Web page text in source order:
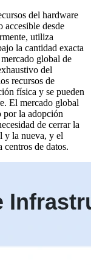
del hardware
accesible desde
utiliza
la cantidad exacta
global de
del
recursos de
física y se pueden
El mercado global
por la adopción
de cerrar la
y la nueva, y el
centros de datos.